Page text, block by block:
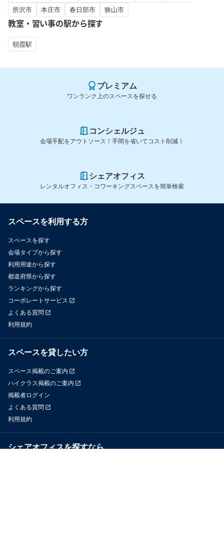
所沢市
本庄市 春日部市 狭山市
教室・習い事の駅から探す
朝霞駅
プレミアム
ワンランク上のスペースを探せる
コンシェルジュ
会場手配をアウトソース！手間を省いてコスト削減！
シェアオフィス
レンタルオフィス・コワーキングスペースを簡単検索
スペースを利用する方
スペースを探す
会場タイプから探す
利用用途から探す
都道府県から探す
ランキングから探す
コーポレートサービス
よくある質問
利用規約
スペースを貸したい方
スペース掲載のご案内
ハイクラス掲載のご案内
掲載者ログイン
よくある質問
利用規約
シェアオフィスを探すなら